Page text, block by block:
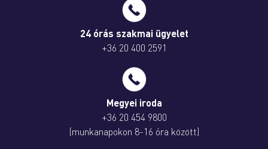
24 órás szakmai ügyelet
+36 20 400 2591
Megyei iroda
+36 20 454 9800
(munkanapokon 8-16 óra között)